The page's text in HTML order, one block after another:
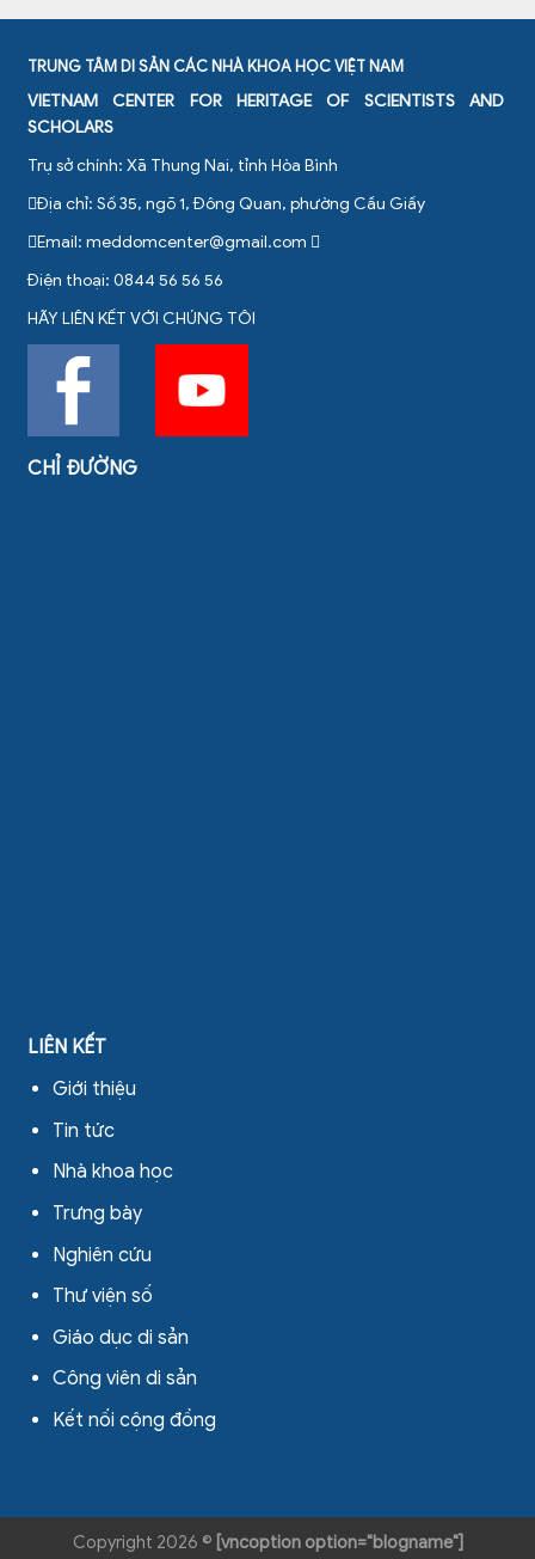
TRUNG TÂM DI SẢN CÁC NHÀ KHOA HỌC VIỆT NAM
VIETNAM CENTER FOR HERITAGE OF SCIENTISTS AND
SCHOLARS
Trụ sở chính: Xã Thung Nai, tỉnh Hòa Bình
Địa chỉ: Số 35, ngõ 1, Đông Quan, phường Cầu Giấy
Email: meddomcenter@gmail.com
Điện thoại: 0844 56 56 56
HÃY LIÊN KẾT VỚI CHÚNG TÔI
CHỈ ĐƯỜNG
LIÊN KẾT
Giới thiệu
Tin tức
Nhà khoa học
Trưng bày
Nghiên cứu
Thư viện số
Giáo dục di sản
Công viên di sản
Kết nối cộng đồng
Copyright 2026 © [vncoption option="blogname"]